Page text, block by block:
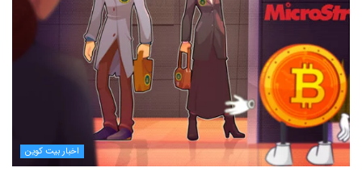
اخبار بیت کوین